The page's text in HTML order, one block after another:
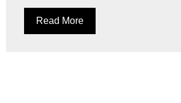
Read More